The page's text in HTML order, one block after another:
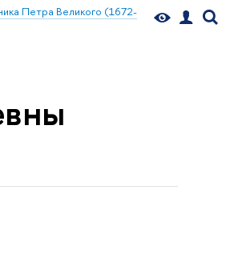
Петра Великого (1672-